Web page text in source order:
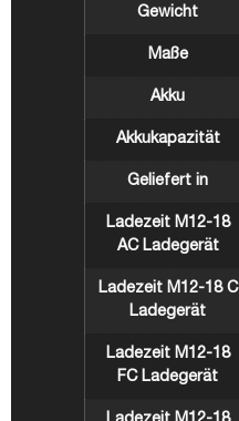
Gewicht
Maße
Akku
Akkukapazität
Geliefert in
Ladezeit M12-18
AC Ladegerät
Ladezeit M12-18 C
Ladegerät
Ladezeit M12-18
FC Ladegerät